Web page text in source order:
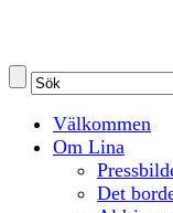
Välkommen
Om Lina
Det